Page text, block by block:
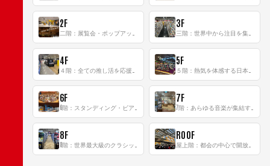
2F 3F
4F 5F
6F 7F
8F ROOF